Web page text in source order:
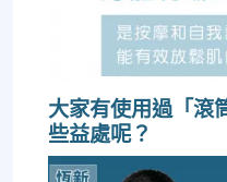
大家有使用過「滾
些益處呢？